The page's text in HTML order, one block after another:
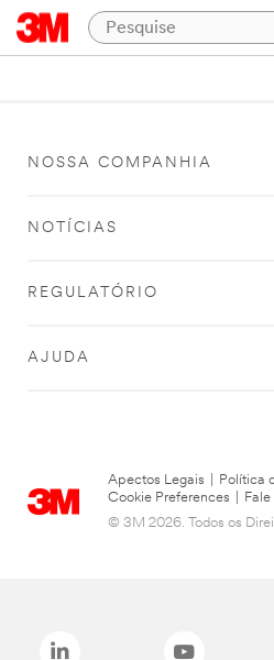
NOSSA COMPANHIA
NOTÍCIAS
REGULATÓRIO
AJUDA
Apectos Legais Política
Cookie Preferences
© 3M 2026. Todos os